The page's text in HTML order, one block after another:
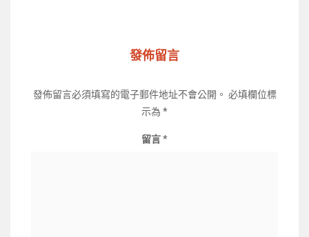
發佈留言
發佈留言必須填寫的電子郵件地址不會公開。 必填欄位標
示為 *
留言*